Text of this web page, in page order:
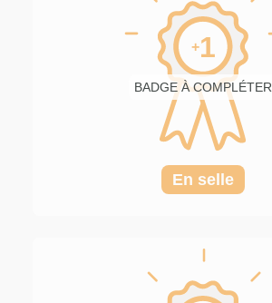
BADGE À COMPLÉTER
+1
En selle